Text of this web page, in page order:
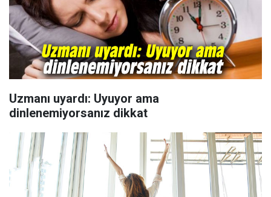
Uzmanı uyardı: Uyuyor ama
dinlenemiyorsanız dikkat